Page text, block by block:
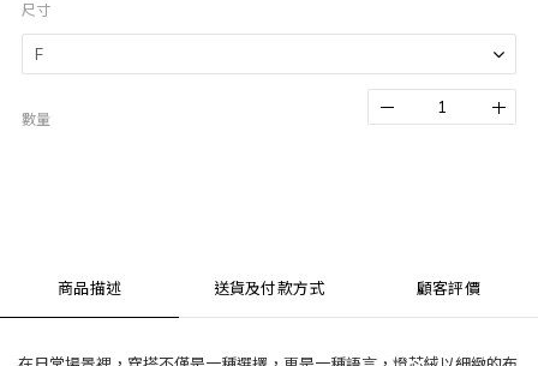
尺寸
數量
商品描述 送貨及付款方式 顧客評價